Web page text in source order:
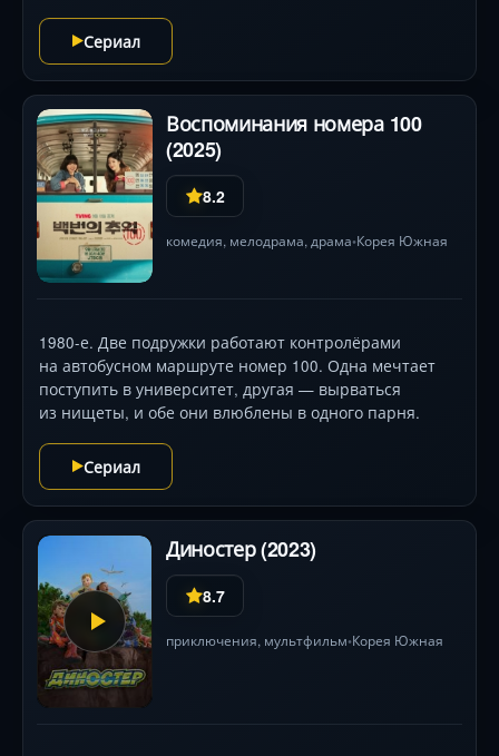
предложение от другой заключённой — та возьмёт
вину за убийство её супруга на себя в обмен на одну
услугу.
Сериал
Воспоминания номера 100
(2025)
8.2
комедия, мелодрама, драма•Корея Южная
1980-е. Две подружки работают контролёрами
на автобусном маршруте номер 100. Одна мечтает
поступить в университет, другая — вырваться
из нищеты, и обе они влюблены в одного парня.
Сериал
Диностер (2023)
8.7
приключения, мультфильм•Корея Южная